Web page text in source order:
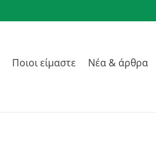
Ποιοι είμαστε Νέα & άρθρα